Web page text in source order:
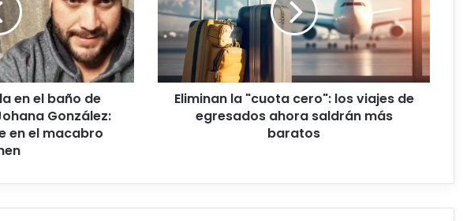
en el baño de
González:
en el macabro
Eliminan la "cuota cero": los viajes de
egresados ahora saldrán más
baratos